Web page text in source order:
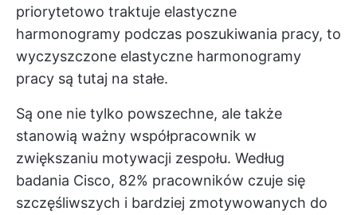
priorytetowo traktuje elastyczne
harmonogramy podczas poszukiwania pracy, to
wyczyszczone elastyczne harmonogramy
pracy są tutaj na stałe.
Są one nie tylko powszechne, ale także
stanowią ważny współpracownik w
zwiększaniu motywacji zespołu. Według
badania Cisco, 82% pracowników czuje się
szczęśliwszych i bardziej zmotywowanych do